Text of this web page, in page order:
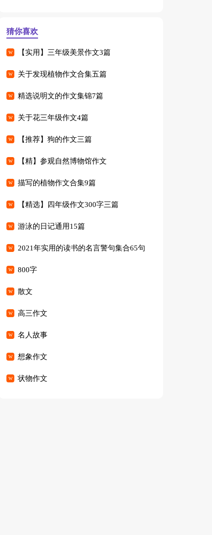
猜你喜欢
【实用】三年级美景作文3篇
关于发现植物作文合集五篇
精选说明文的作文集锦7篇
关于花三年级作文4篇
【推荐】狗的作文三篇
【精】参观自然博物馆作文
描写的植物作文合集9篇
【精选】四年级作文300字三篇
游泳的日记通用15篇
2021年实用的读书的名言警句集合65句
800字
散文
高三作文
名人故事
想象作文
状物作文